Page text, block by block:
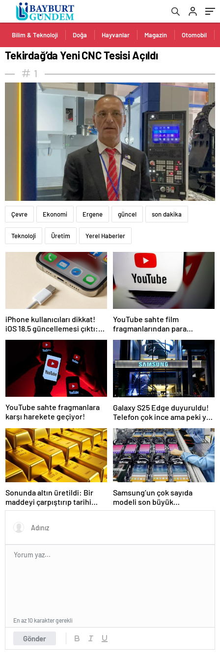
Bilim & Teknoloji Doğa Hayvanlar Magazin Otomobil
Tekirdağ’da Yeni CNC Tesisi Açıldı
1
Çevre Ekonomi Ergene güncel son dakika
Teknoloji Üretim Yerel Haberler
iPhone kullanıcıları dikkat!
iOS 18.5 güncellemesi çıktı:
İşte tüm yenilikler
YouTube sahte film
fragmanlarından para
kazanan kanallara müdahale
edecek
YouTube sahte fragmanlara
karşı harekete geçiyor!
Galaxy S25 Edge duyuruldu!
Telefon çok ince ama peki ya
batarya?
Sonunda altın üretildi: Bir
maddeyi çarpıştırıp tarihi
değiştirdiler
Samsung’un çok sayıda
modeli son büyük
güncellemesini alacak
Gönder
En az 10 karakter gerekli